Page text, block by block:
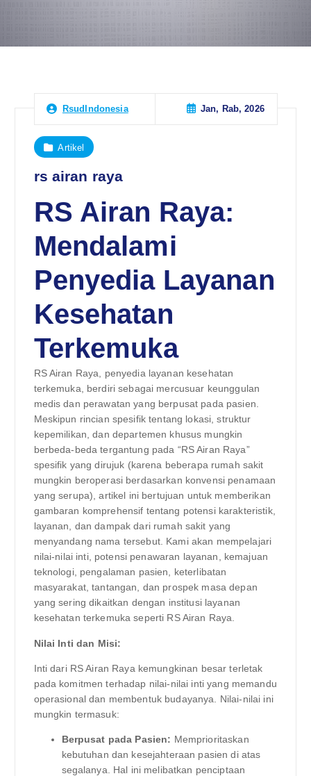
RsudIndonesia Jan, Rab, 2026
Artikel
rs airan raya
RS Airan Raya:
Mendalami
Penyedia Layanan
Kesehatan
Terkemuka
RS Airan Raya, penyedia layanan kesehatan
terkemuka, berdiri sebagai mercusuar keunggulan
medis dan perawatan yang berpusat pada pasien.
Meskipun rincian spesifik tentang lokasi, struktur
kepemilikan, dan departemen khusus mungkin
berbeda-beda tergantung pada “RS Airan Raya”
spesifik yang dirujuk (karena beberapa rumah sakit
mungkin beroperasi berdasarkan konvensi penamaan
yang serupa), artikel ini bertujuan untuk memberikan
gambaran komprehensif tentang potensi karakteristik,
layanan, dan dampak dari rumah sakit yang
menyandang nama tersebut. Kami akan mempelajari
nilai-nilai inti, potensi penawaran layanan, kemajuan
teknologi, pengalaman pasien, keterlibatan
masyarakat, tantangan, dan prospek masa depan
yang sering dikaitkan dengan institusi layanan
kesehatan terkemuka seperti RS Airan Raya.
Nilai Inti dan Misi:
Inti dari RS Airan Raya kemungkinan besar terletak
pada komitmen terhadap nilai-nilai inti yang memandu
operasional dan membentuk budayanya. Nilai-nilai ini
mungkin termasuk:
Berpusat pada Pasien: Memprioritaskan
kebutuhan dan kesejahteraan pasien di atas
segalanya. Hal ini melibatkan penciptaan